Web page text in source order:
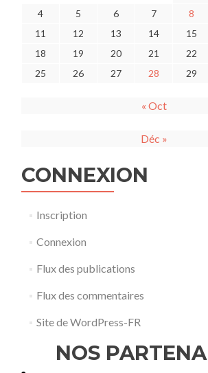
4
5 6 7 8
11
12 13 14 15
18
19 20 21 22
25
26 27 28 29
« Oct
Déc »
CONNEXION
Inscription
Connexion
Flux des publications
Flux des commentaires
Site de WordPress-FR
NOS